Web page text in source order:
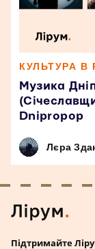
КУЛЬТУРА В
Музика
Dnipropop
Лєра
Підтримайте